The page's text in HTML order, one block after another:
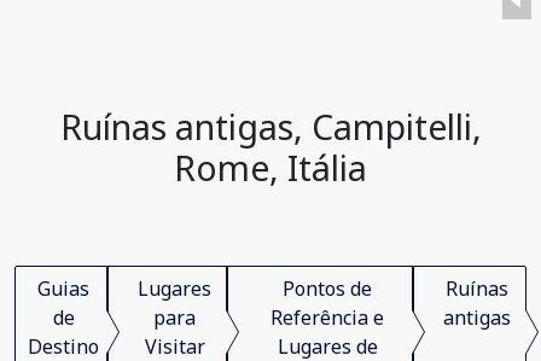
Ruínas antigas, Campitelli,
Rome, Itália
Guias
de
Destino
Lugares
para
Visitar
Pontos de
Referência e
Lugares de
Ruínas
antigas